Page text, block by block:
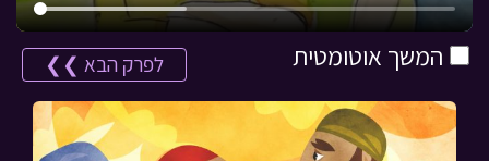
המשך אוטומטית לפרק הבא ❯❯